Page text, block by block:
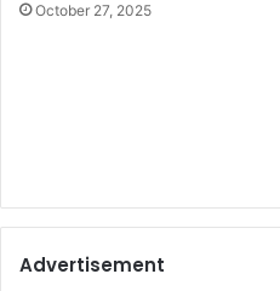
October 27, 2025
Advertisement